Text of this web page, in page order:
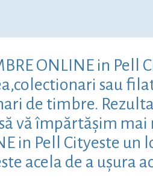
ONLINE in Pell
sau
de timbre.
vă împărtășim
in Pell Cityeste
acela de a ușura